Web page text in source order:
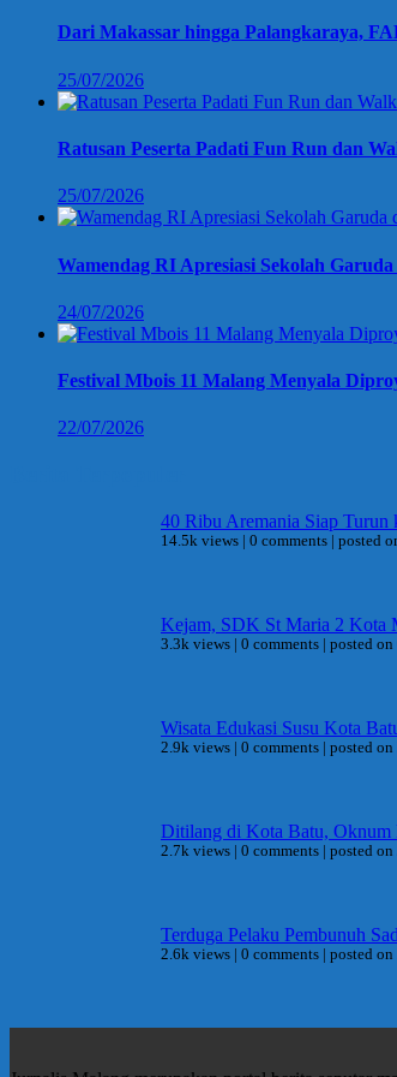
Dari Makassar hingga Palangkaraya,
25/07/2026
Ratusan Peserta Padati Fun Run dan
25/07/2026
Wamendag RI Apresiasi Sekolah
24/07/2026
Festival Mbois 11 Malang Menyala
22/07/2026
40 Ribu Aremania Siap Turun
14.5k views | 0 comments | posted
Kejam, SDK St Maria 2 Kota
3.3k views | 0 comments | posted
Wisata Edukasi Susu Kota
2.9k views | 0 comments | posted on
Ditilang di Kota Batu, Oknum
2.7k views | 0 comments | posted
Terduga Pelaku Pembunuh
2.6k views | 0 comments | posted